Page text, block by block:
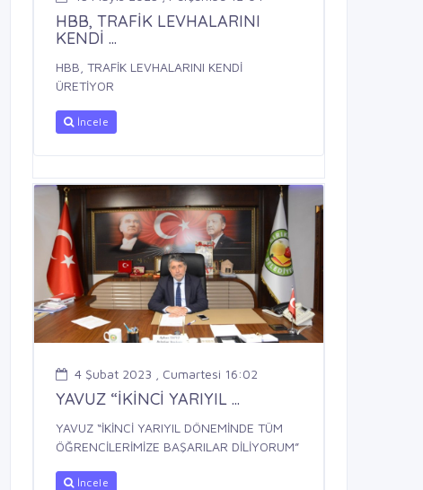
HBB, TRAFİK LEVHALARINI
KENDİ ...
HBB, TRAFİK LEVHALARINI KENDİ
ÜRETİYOR
İncele
4 Şubat 2023 , Cumartesi 16:02
YAVUZ “İKİNCİ YARIYIL ...
YAVUZ “İKİNCİ YARIYIL DÖNEMİNDE TÜM
ÖĞRENCİLERİMİZE BAŞARILAR DİLİYORUM”
İncele